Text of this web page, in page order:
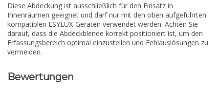
Diese Abdeckung ist ausschließlich für den Einsatz in
Innenräumen geeignet und darf nur mit den oben aufgeführten
kompatiblen ESYLUX-Geräten verwendet werden. Achten Sie
darauf, dass die Abdeckblende korrekt positioniert ist, um den
Erfassungsbereich optimal einzustellen und Fehlauslösungen zu
vermeiden.
Bewertungen